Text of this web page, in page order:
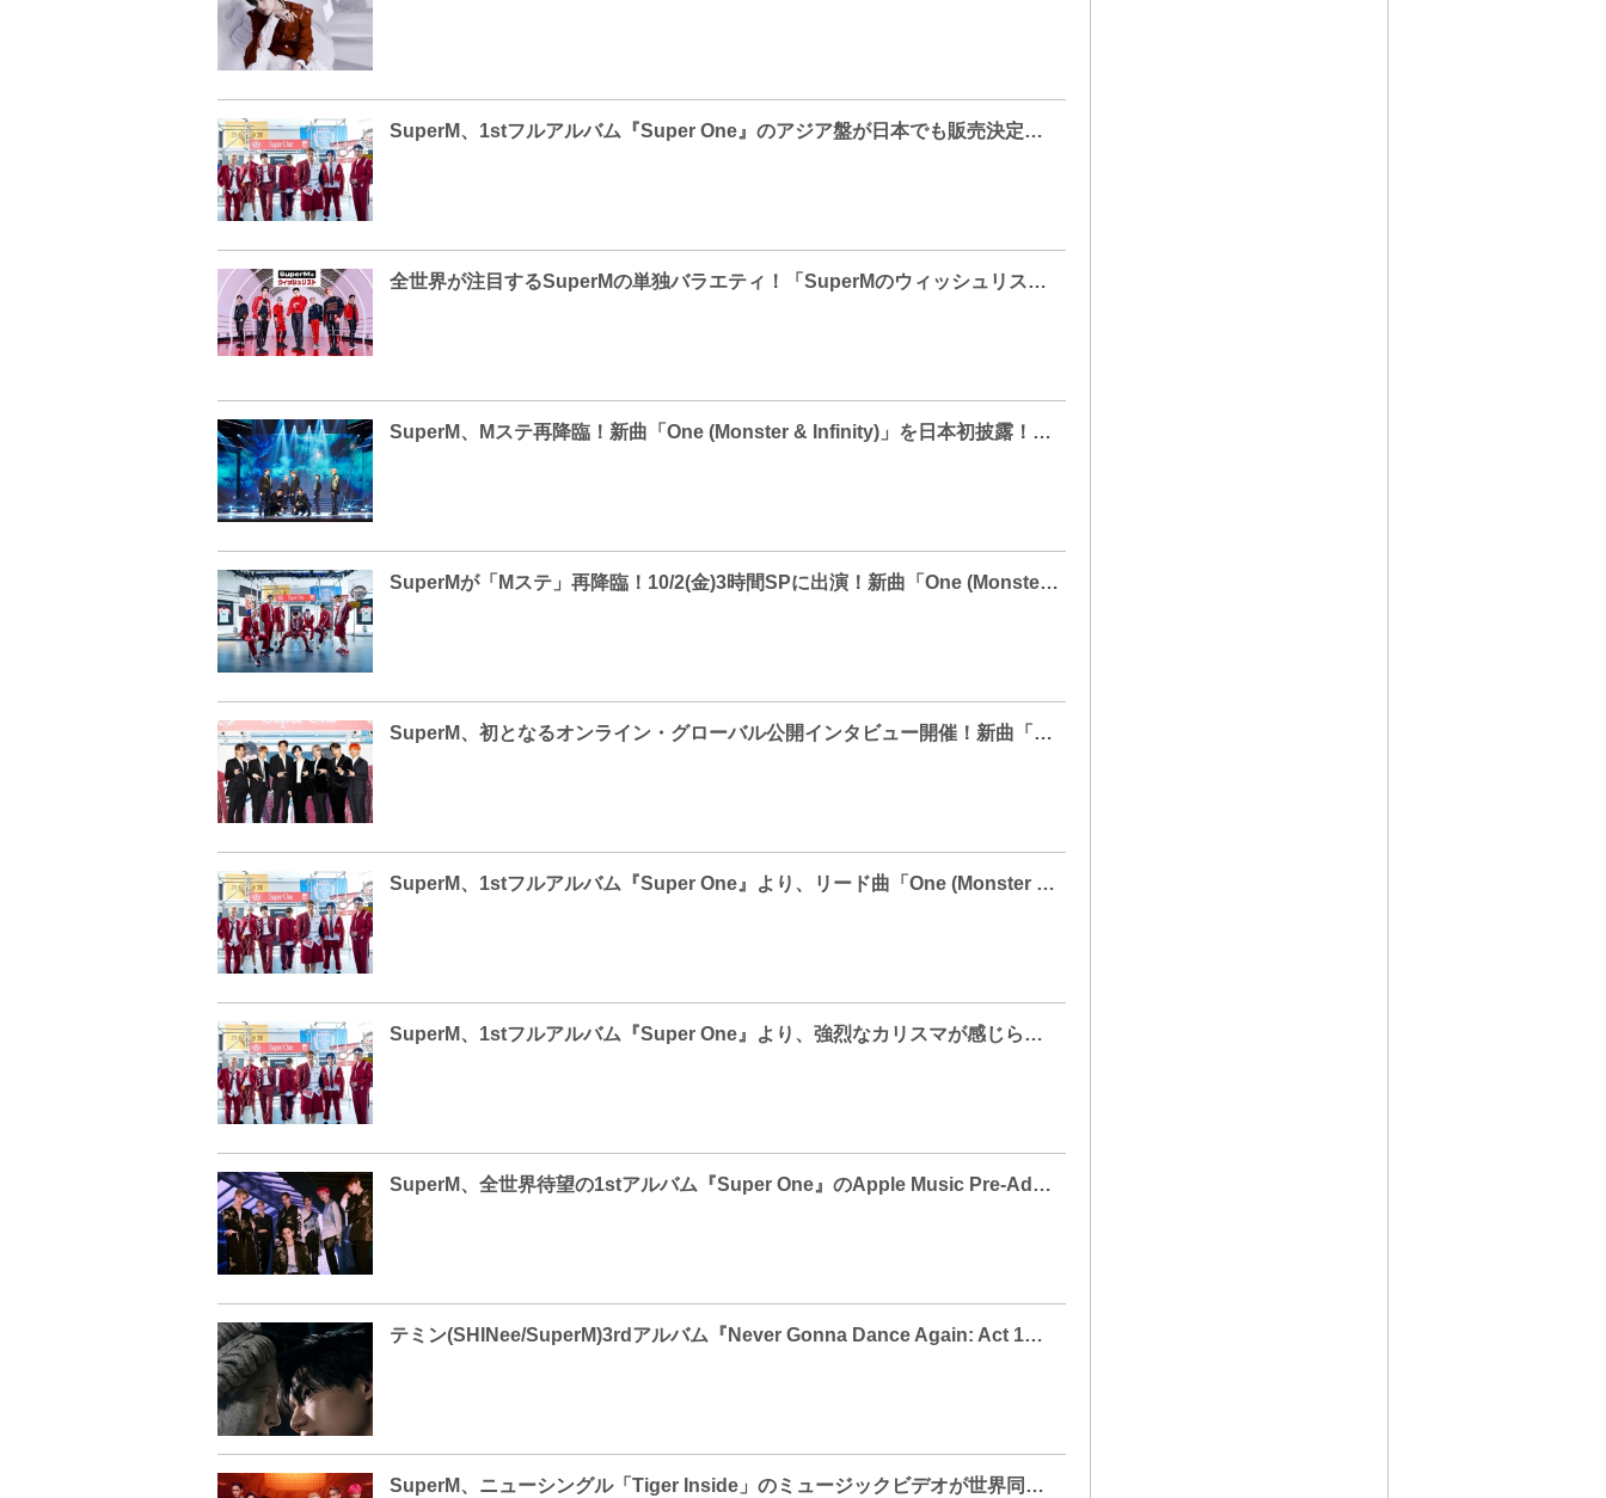
SuperM、1stフルアルバム『Super One』のアジア盤が日本でも販売決定！メンバービジュアルを使用した日本独自特典も発表！
全世界が注目するSuperMの単独バラエティ！「SuperMのウィッシュリスト」12月24日 日本初放送決定！
SuperM、Mステ再降臨！新曲「One (Monster & Infinity)」を日本初披露！圧巻のパフォーマンスで日本全国に衝撃が走る！
SuperMが「Mステ」再降臨！10/2(金)3時間SPに出演！新曲「One (Monster & Infinity)」を日本初披露！LINE MUSIC＆Twitterキャンペーンもスタート！！
SuperM、初となるオンライン・グローバル公開インタビュー開催！新曲「One (Monster & Infinity)」のMV公開＆MARVELとのコラボグッズ発売も決定！
SuperM、1stフルアルバム『Super One』より、リード曲「One (Monster & Infinity)」の先行配信がスタート
SuperM、1stフルアルバム『Super One』より、強烈なカリスマが感じられる7人のメンバーの新たなビジュアルが公開！
SuperM、全世界待望の1stアルバム『Super One』のApple Music Pre-Add、Spotify Pre-Saveキャンペーンスタート！
テミン(SHINee/SuperM)3rdアルバム『Never Gonna Dance Again: Act 1』の配信スタート！タイトル曲「Criminal」対象のLINE MUSIC再生キャンペーンもスタート！
SuperM、ニューシングル「Tiger Inside」のミュージックビデオが世界同時公開！内面の野獣性を呼び覚ます史上最高のパフォーマンスに期待膨らむ！